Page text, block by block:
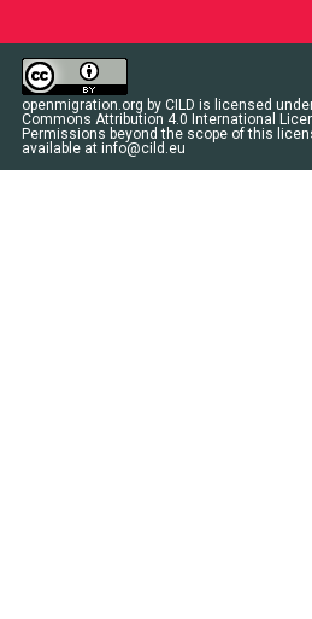
openmigration.org by CILD is licensed
Commons Attribution 4.0 International
Permissions beyond the scope of this
available at info@cild.eu